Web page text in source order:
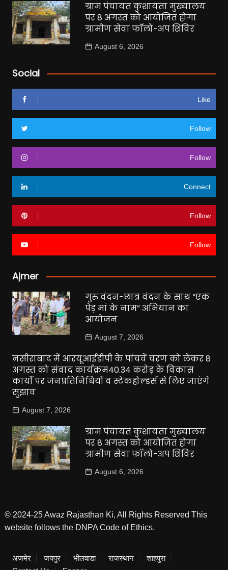
ग्राम पंचायत कुशायता मुख्यालय
पर 8 अगस्त को आयोजित होगा
ग्रामीण सेवा फॉलो-अप शिविर
August 6, 2026
Social
Like
Follow
Follow
Connect
Follow
Follow
Ajmer
गुरु वंदन-छात्र वंदन के साथ “एक
पेड़ मां के नाम” अभियान का
आयोजन
August 7, 2026
नसीराबाद में आरयूआईडीपी के पांचवें चरण को लेकर 8
अगस्त को संवाद कार्यक्रम40.34 करोड़ के विकास
कार्यों पर जनप्रतिनिधियों व स्टेकहोल्डर्स से लिए जाएंगे
सुझाव
August 7, 2026
ग्राम पंचायत कुशायता मुख्यालय
पर 8 अगस्त को आयोजित होगा
ग्रामीण सेवा फॉलो-अप शिविर
August 6, 2026
© 2024-25 Awaz Rajasthan Ki, All Rights Reserved This
website follows the DNPA Code of Ethics.
अजमेर जयपुर भीलवाडा राजस्थान
शाहपुरा